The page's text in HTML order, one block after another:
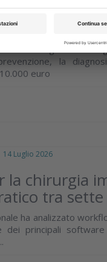
le migliori idee
la
euro
Luglio 2026
la chirurgia
tra
ha analizzato
dei principali